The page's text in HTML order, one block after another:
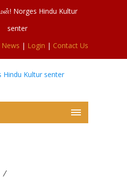
Norges Hindu Kultur
senter
News | Login | Contact Us